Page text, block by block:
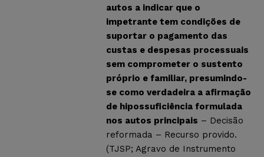
autos a indicar que o
impetrante tem condições de
suportar o pagamento das
custas e despesas processuais
sem comprometer o sustento
próprio e familiar, presumindo-
se como verdadeira a afirmação
de hipossuficiência formulada
nos autos principais – Decisão
reformada – Recurso provido.
(TJSP; Agravo de Instrumento